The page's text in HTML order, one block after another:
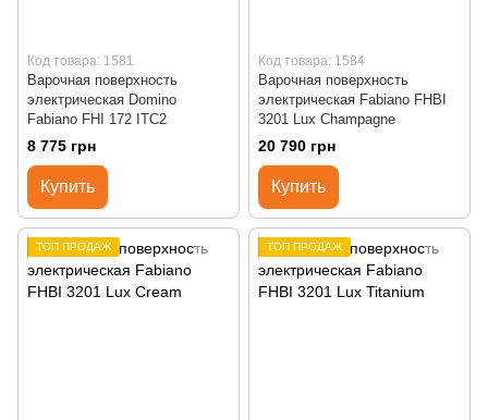
Код товара: 1581
Варочная поверхность
электрическая Domino
Fabiano FHI 172 ITC2
8 775 грн
Купить
Код товара: 1584
Варочная поверхность
электрическая Fabiano FHBI
3201 Lux Champagne
20 790 грн
Купить
ТОП ПРОДАЖ ТОП ПРОДАЖ